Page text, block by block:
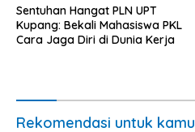
Sentuhan Hangat PLN UPT
Kupang: Bekali Mahasiswa PKL
Cara Jaga Diri di Dunia Kerja
Rekomendasi untuk kamu